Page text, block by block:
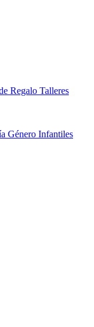
Regalo Talleres
Género Infantiles